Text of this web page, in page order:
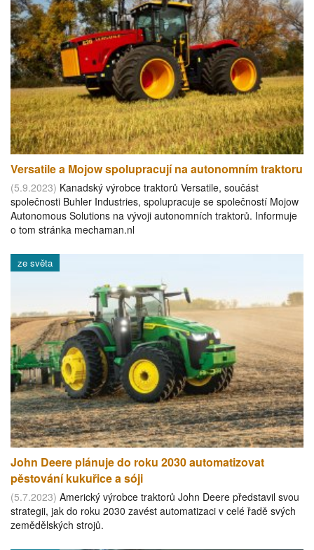
Versatile a Mojow spolupracují na autonomním traktoru
(5.9.2023) Kanadský výrobce traktorů Versatile, součást
společnosti Buhler Industries, spolupracuje se společností Mojow
Autonomous Solutions na vývoji autonomních traktorů. Informuje
o tom stránka mechaman.nl
ze světa
John Deere plánuje do roku 2030 automatizovat
pěstování kukuřice a sóji
(5.7.2023) Americký výrobce traktorů John Deere představil svou
strategii, jak do roku 2030 zavést automatizaci v celé řadě svých
zemědělských strojů.